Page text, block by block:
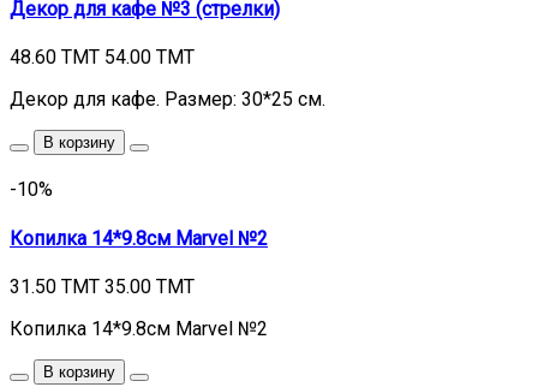
Декор для кафе №3 (стрелки)
48.60 TMT 54.00 TMT
Декор для кафе. Размер: 30*25 см.
В корзину
-10%
Копилка 14*9.8см Marvel №2
31.50 TMT 35.00 TMT
Копилка 14*9.8см Marvel №2
В корзину